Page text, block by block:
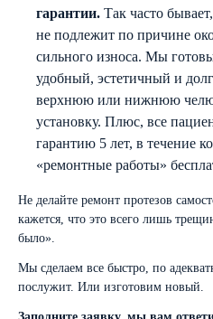
гарантии. Так часто
не подлежит по причине
сильного износа. Мы
удобный, эстетичный и
верхнюю или нижнюю
установку. Плюс, все
гарантию 5 лет, в течение
«ремонтные работы»
Не делайте ремонт протезов
кажется, что это всего лишь
было».
Мы сделаем все быстро, по
послужит. Или изготовим новый.